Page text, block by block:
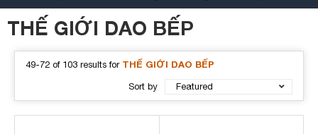
THẾ GIỚI DAO BẾP
49-72 of 103 results for THẾ GIỚI DAO BẾP
Sort by Featured